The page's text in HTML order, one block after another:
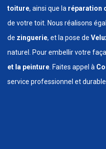
toiture, ainsi que la réparation
de votre toit. Nous réalisons
de zinguerie, et la pose de
naturel. Pour embellir votre
et la peinture . Faites appel à
service professionnel et durable.